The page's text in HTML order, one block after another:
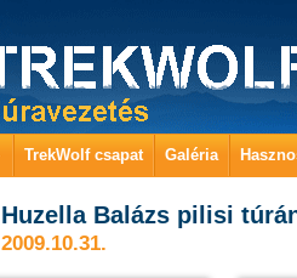
TrekWolf csapat Galéria
Huzella Balázs pilisi
2009.10.31.